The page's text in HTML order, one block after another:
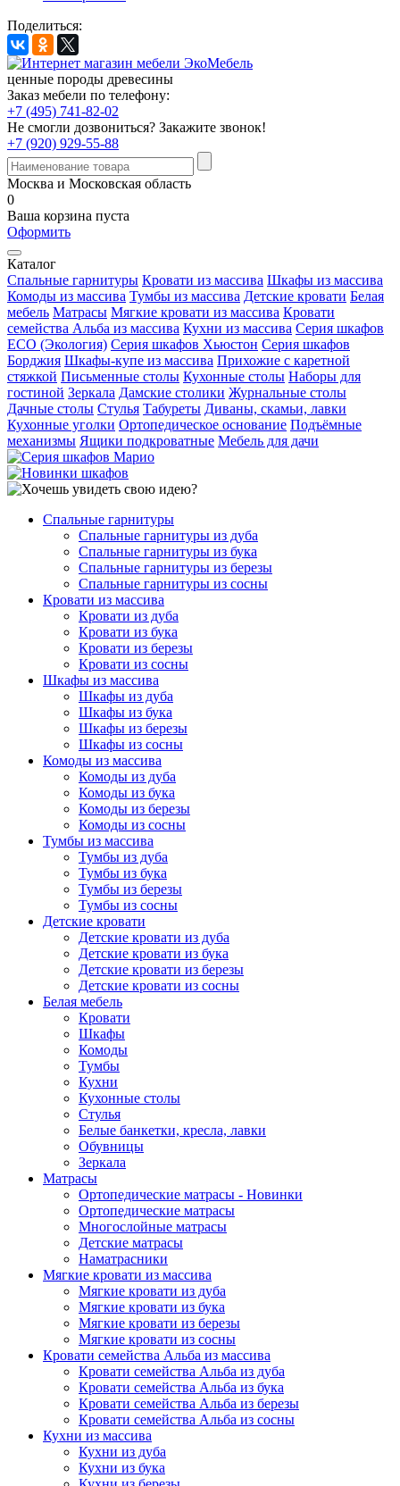
Поделиться:
ценные породы древесины
Заказ мебели по телефону:
+7 (495) 741-82-02
Не смогли дозвониться? Закажите звонок!
+7 (920) 929-55-88
Москва и Московская область
0
Ваша корзина пуста
Оформить
Каталог
Спальные гарнитуры Кровати из массива Шкафы из массива
Комоды из массива Тумбы из массива Детские кровати Белая
мебель Матрасы Мягкие кровати из массива Кровати
семейства Альба из массива Кухни из массива Серия шкафов
ECO (Экология) Серия шкафов Хьюстон Серия шкафов
Борджия Шкафы-купе из массива Прихожие с каретной
стяжкой Письменные столы Кухонные столы Наборы для
гостиной Зеркала Дамские столики Журнальные столы
Дачные столы Стулья Табуреты Диваны, скамьи, лавки
Кухонные уголки Ортопедическое основание Подъёмные
механизмы Ящики подкроватные Мебель для дачи
Спальные гарнитуры
Спальные гарнитуры из дуба
Спальные гарнитуры из бука
Спальные гарнитуры из березы
Спальные гарнитуры из сосны
Кровати из массива
Кровати из дуба
Кровати из бука
Кровати из березы
Кровати из сосны
Шкафы из массива
Шкафы из дуба
Шкафы из бука
Шкафы из березы
Шкафы из сосны
Комоды из массива
Комоды из дуба
Комоды из бука
Комоды из березы
Комоды из сосны
Тумбы из массива
Тумбы из дуба
Тумбы из бука
Тумбы из березы
Тумбы из сосны
Детские кровати
Детские кровати из дуба
Детские кровати из бука
Детские кровати из березы
Детские кровати из сосны
Белая мебель
Кровати
Шкафы
Комоды
Тумбы
Кухни
Кухонные столы
Стулья
Белые банкетки, кресла, лавки
Обувницы
Зеркала
Матрасы
Ортопедические матрасы - Новинки
Ортопедические матрасы
Многослойные матрасы
Детские матрасы
Наматрасники
Мягкие кровати из массива
Мягкие кровати из дуба
Мягкие кровати из бука
Мягкие кровати из березы
Мягкие кровати из сосны
Кровати семейства Альба из массива
Кровати семейства Альба из дуба
Кровати семейства Альба из бука
Кровати семейства Альба из березы
Кровати семейства Альба из сосны
Кухни из массива
Кухни из дуба
Кухни из бука